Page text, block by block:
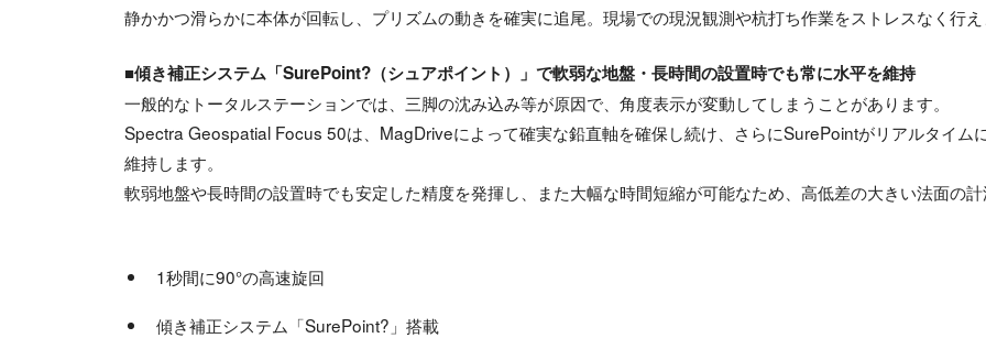
静かかつ滑らかに本体が回転し、プリズムの動きを確実に追尾。現場での現況観測や杭打ち作業をストレスなく行
■傾き補正システム「SurePoint?（シュアポイント）」で軟弱な地盤・長時間の設置時でも常に水平を維持
一般的なトータルステーションでは、三脚の沈み込み等が原因で、角度表示が変動してしまうことがあります。
Spectra Geospatial Focus 50は、MagDriveによって確実な鉛直軸を確保し続け、さらにSurePointがリアルタイム
維持します。
軟弱地盤や長時間の設置時でも安定した精度を発揮し、また大幅な時間短縮が可能なため、高低差の大きい法面の
1秒間に90°の高速旋回
傾き補正システム「SurePoint?」搭載